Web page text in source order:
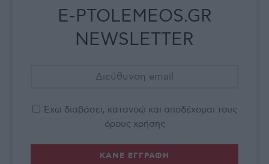
E-PTOLEMEOS.GR
NEWSLETTER
Έχω διαβάσει, κατανοώ και αποδέχομαι τους
όρους χρήσης